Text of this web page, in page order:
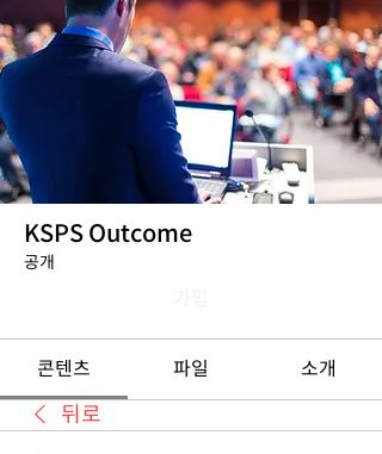
KSPS Outcome
공개
콘텐츠 파일 소개
뒤로